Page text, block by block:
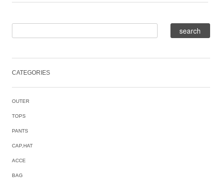
CATEGORIES
OUTER
TOPS
PANTS
CAP,HAT
ACCE
BAG